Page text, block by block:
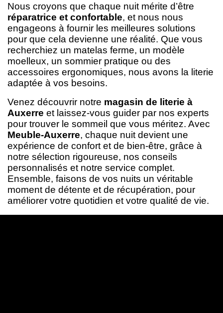
Nous croyons que chaque nuit mérite d’être
réparatrice et confortable, et nous nous
engageons à fournir les meilleures solutions
pour que cela devienne une réalité. Que vous
recherchiez un matelas ferme, un modèle
moelleux, un sommier pratique ou des
accessoires ergonomiques, nous avons la literie
adaptée à vos besoins.
Venez découvrir notre magasin de literie à
Auxerre et laissez-vous guider par nos experts
pour trouver le sommeil que vous méritez. Avec
Meuble-Auxerre, chaque nuit devient une
expérience de confort et de bien-être, grâce à
notre sélection rigoureuse, nos conseils
personnalisés et notre service complet.
Ensemble, faisons de vos nuits un véritable
moment de détente et de récupération, pour
améliorer votre quotidien et votre qualité de vie.